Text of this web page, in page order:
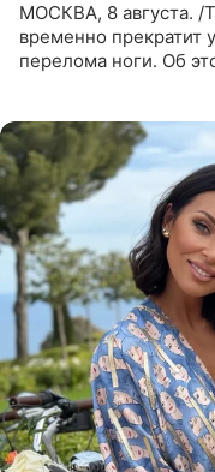
МОСКВА, 8 августа. /
временно прекратит
перелома ноги. Об